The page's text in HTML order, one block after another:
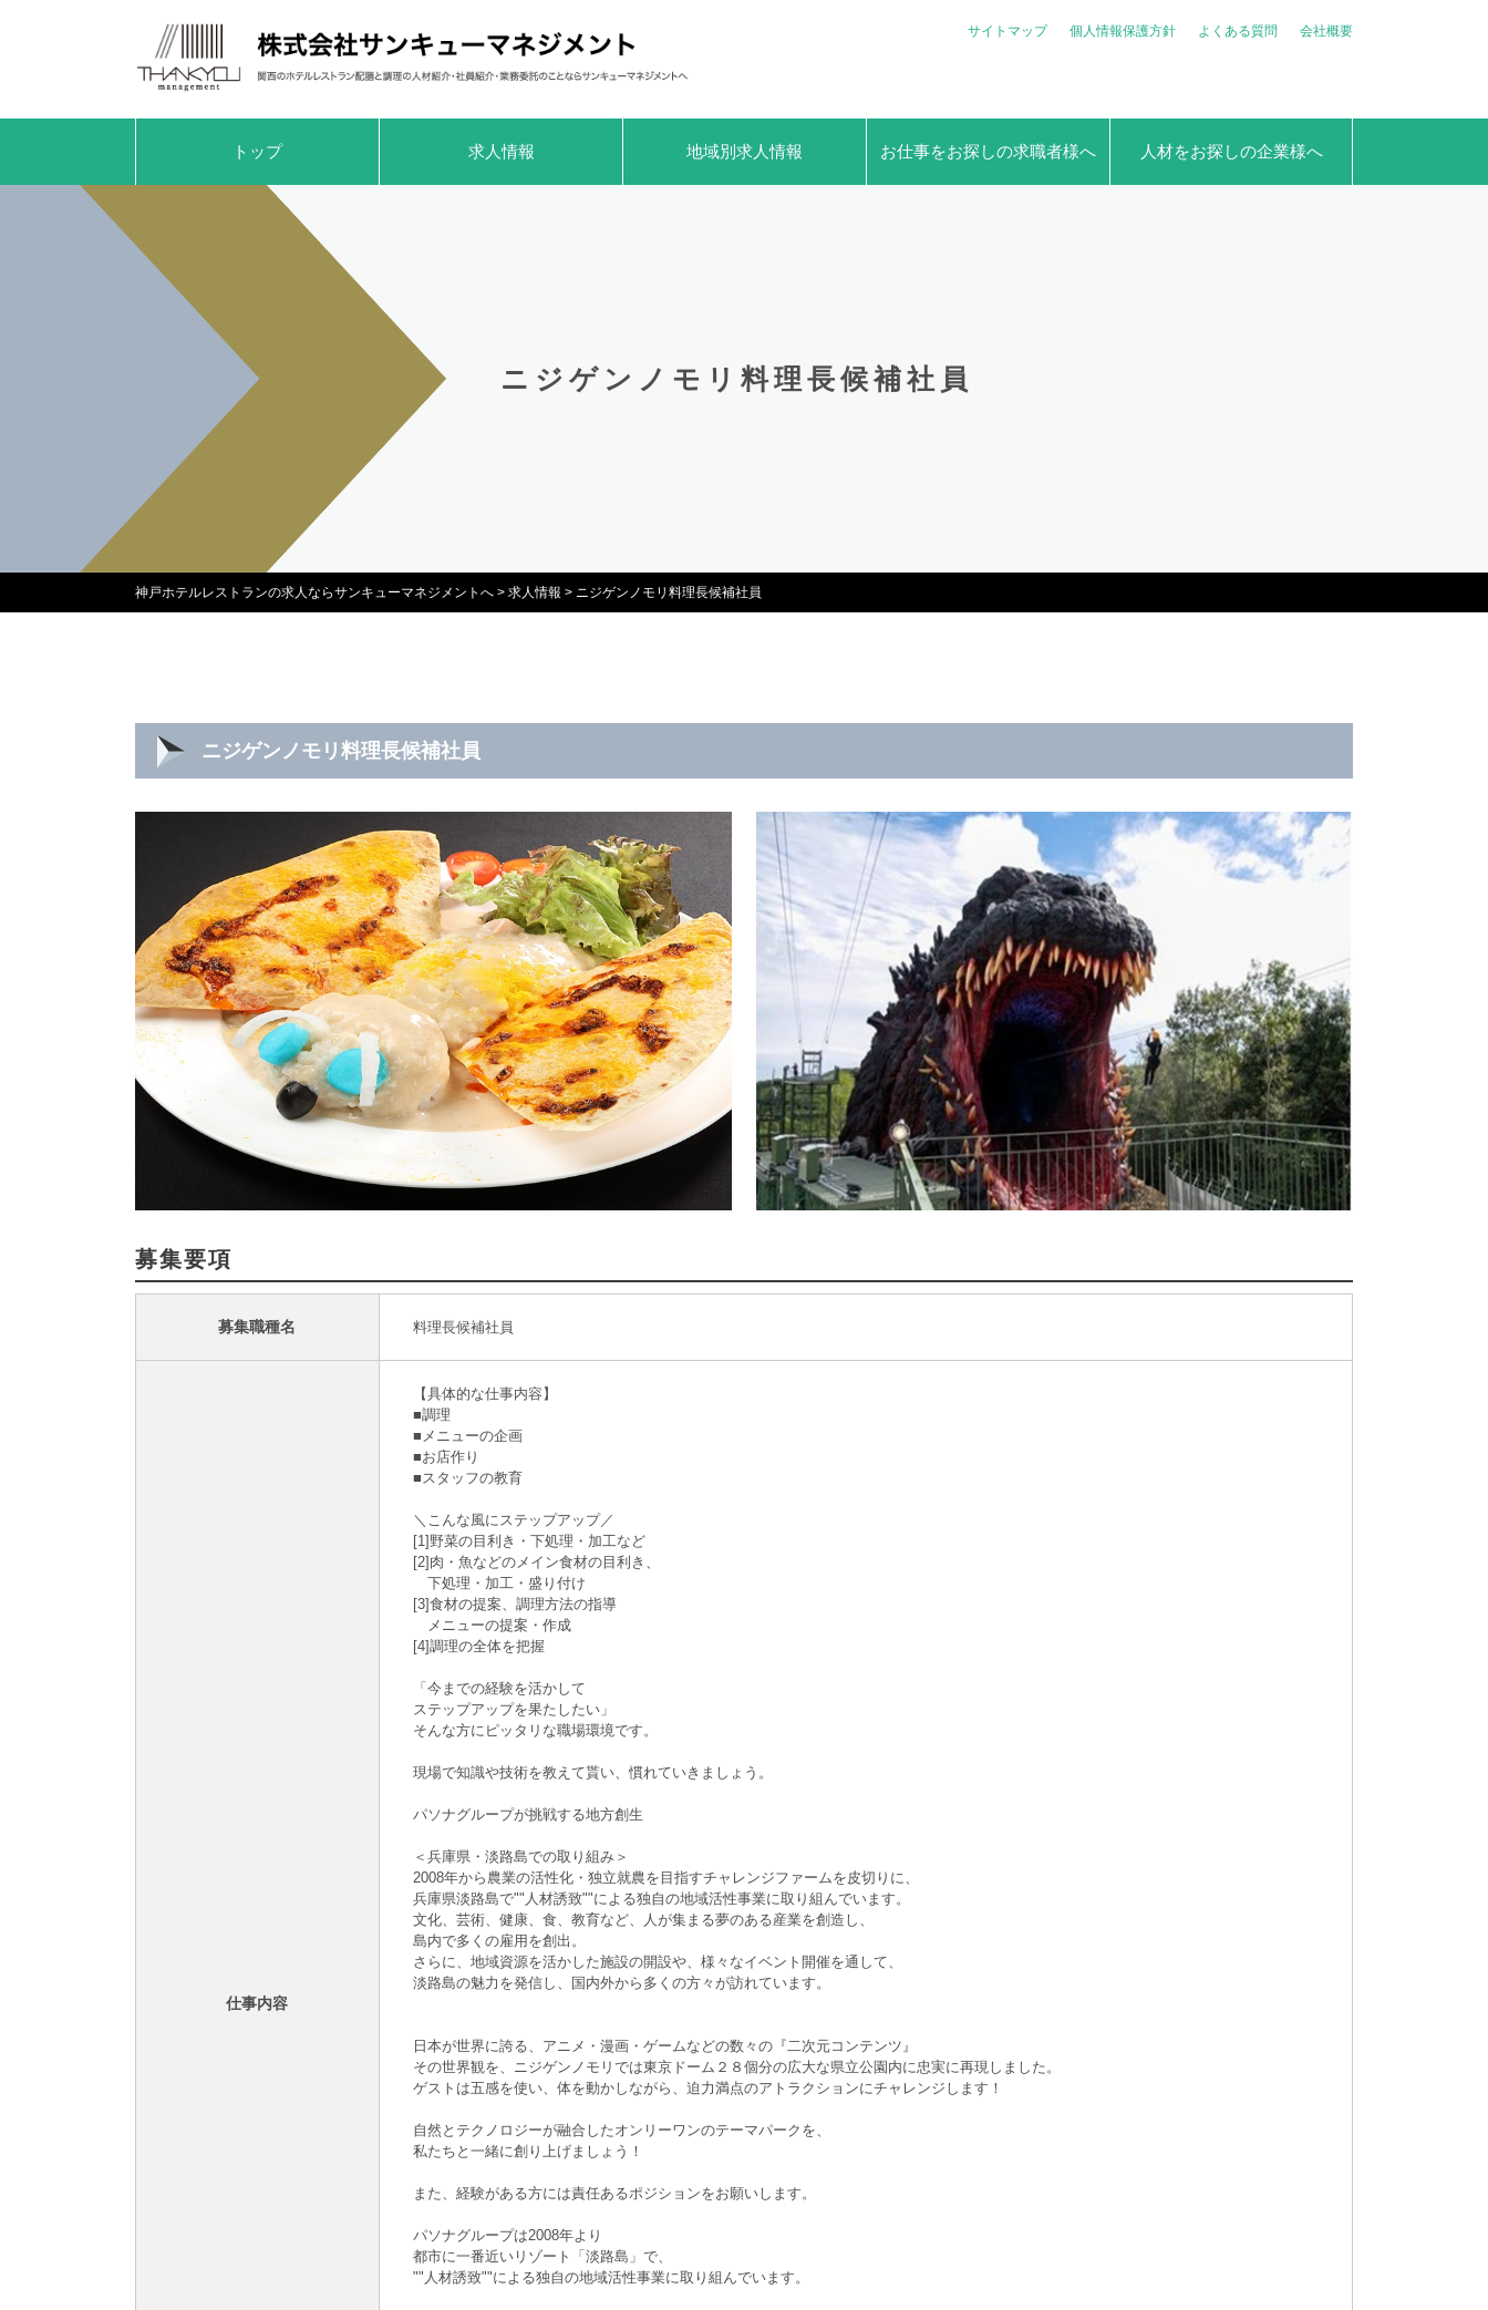
サイトマップ 個人情報保護方針 よくある質問 会社概要
トップ 求人情報 地域別求人情報 お仕事をお探しの求職者様へ 人材をお探しの企業様へ
ニジゲンノモリ料理長候補社員
神戸ホテルレストランの求人ならサンキューマネジメントへ > 求人情報 > ニジゲンノモリ料理長候補社員
ニジゲンノモリ料理長候補社員
募集要項
募集職種名 料理長候補社員
仕事内容
【具体的な仕事内容】
■調理
■メニューの企画
■お店作り
■スタッフの教育
＼こんな風にステップアップ／
[1]野菜の目利き・下処理・加工など
[2]肉・魚などのメイン食材の目利き、
下処理・加工・盛り付け
[3]食材の提案、調理方法の指導
メニューの提案・作成
[4]調理の全体を把握
「今までの経験を活かして
ステップアップを果たしたい」
そんな方にピッタリな職場環境です。
現場で知識や技術を教えて貰い、慣れていきましょう。
パソナグループが挑戦する地方創生
＜兵庫県・淡路島での取り組み＞
2008年から農業の活性化・独立就農を目指すチャレンジファームを皮切りに、
兵庫県淡路島で""人材誘致""による独自の地域活性事業に取り組んでいます。
文化、芸術、健康、食、教育など、人が集まる夢のある産業を創造し、
島内で多くの雇用を創出。
さらに、地域資源を活かした施設の開設や、様々なイベント開催を通して、
淡路島の魅力を発信し、国内外から多くの方々が訪れています。
日本が世界に誇る、アニメ・漫画・ゲームなどの数々の『二次元コンテンツ』
その世界観を、ニジゲンノモリでは東京ドーム２８個分の広大な県立公園内に忠実に再現しました。
ゲストは五感を使い、体を動かしながら、迫力満点のアトラクションにチャレンジします！
自然とテクノロジーが融合したオンリーワンのテーマパークを、
私たちと一緒に創り上げましょう！
また、経験がある方には責任あるポジションをお願いします。
パソナグループは2008年より
都市に一番近いリゾート「淡路島」で、
""人材誘致""による独自の地域活性事業に取り組んでいます。